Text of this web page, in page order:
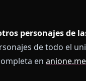
personajes de
de todo el
en